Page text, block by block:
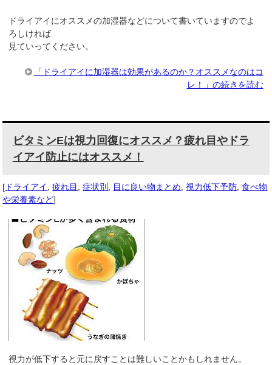
ドライアイにオススメの加湿器などについて書いていますのでよ
ろしければ
見ていってください。
「ドライアイに加湿器は効果があるのか？オススメなのはコ
レ！」の続きを読む
ビタミンEは視力回復にオススメ？疲れ目やドラ
イアイ防止にはオススメ！
[ ドライアイ,疲れ目 ,症状別 , 目に良い物まとめ,視力低下予防,食べ物
や栄養素など]
視力が低下すると元に戻すことは難しいことかもしれません。